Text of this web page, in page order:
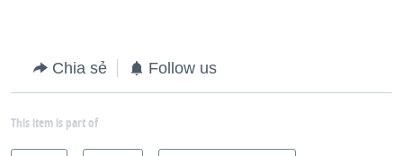
Chia sẻ Follow us
This item is part of